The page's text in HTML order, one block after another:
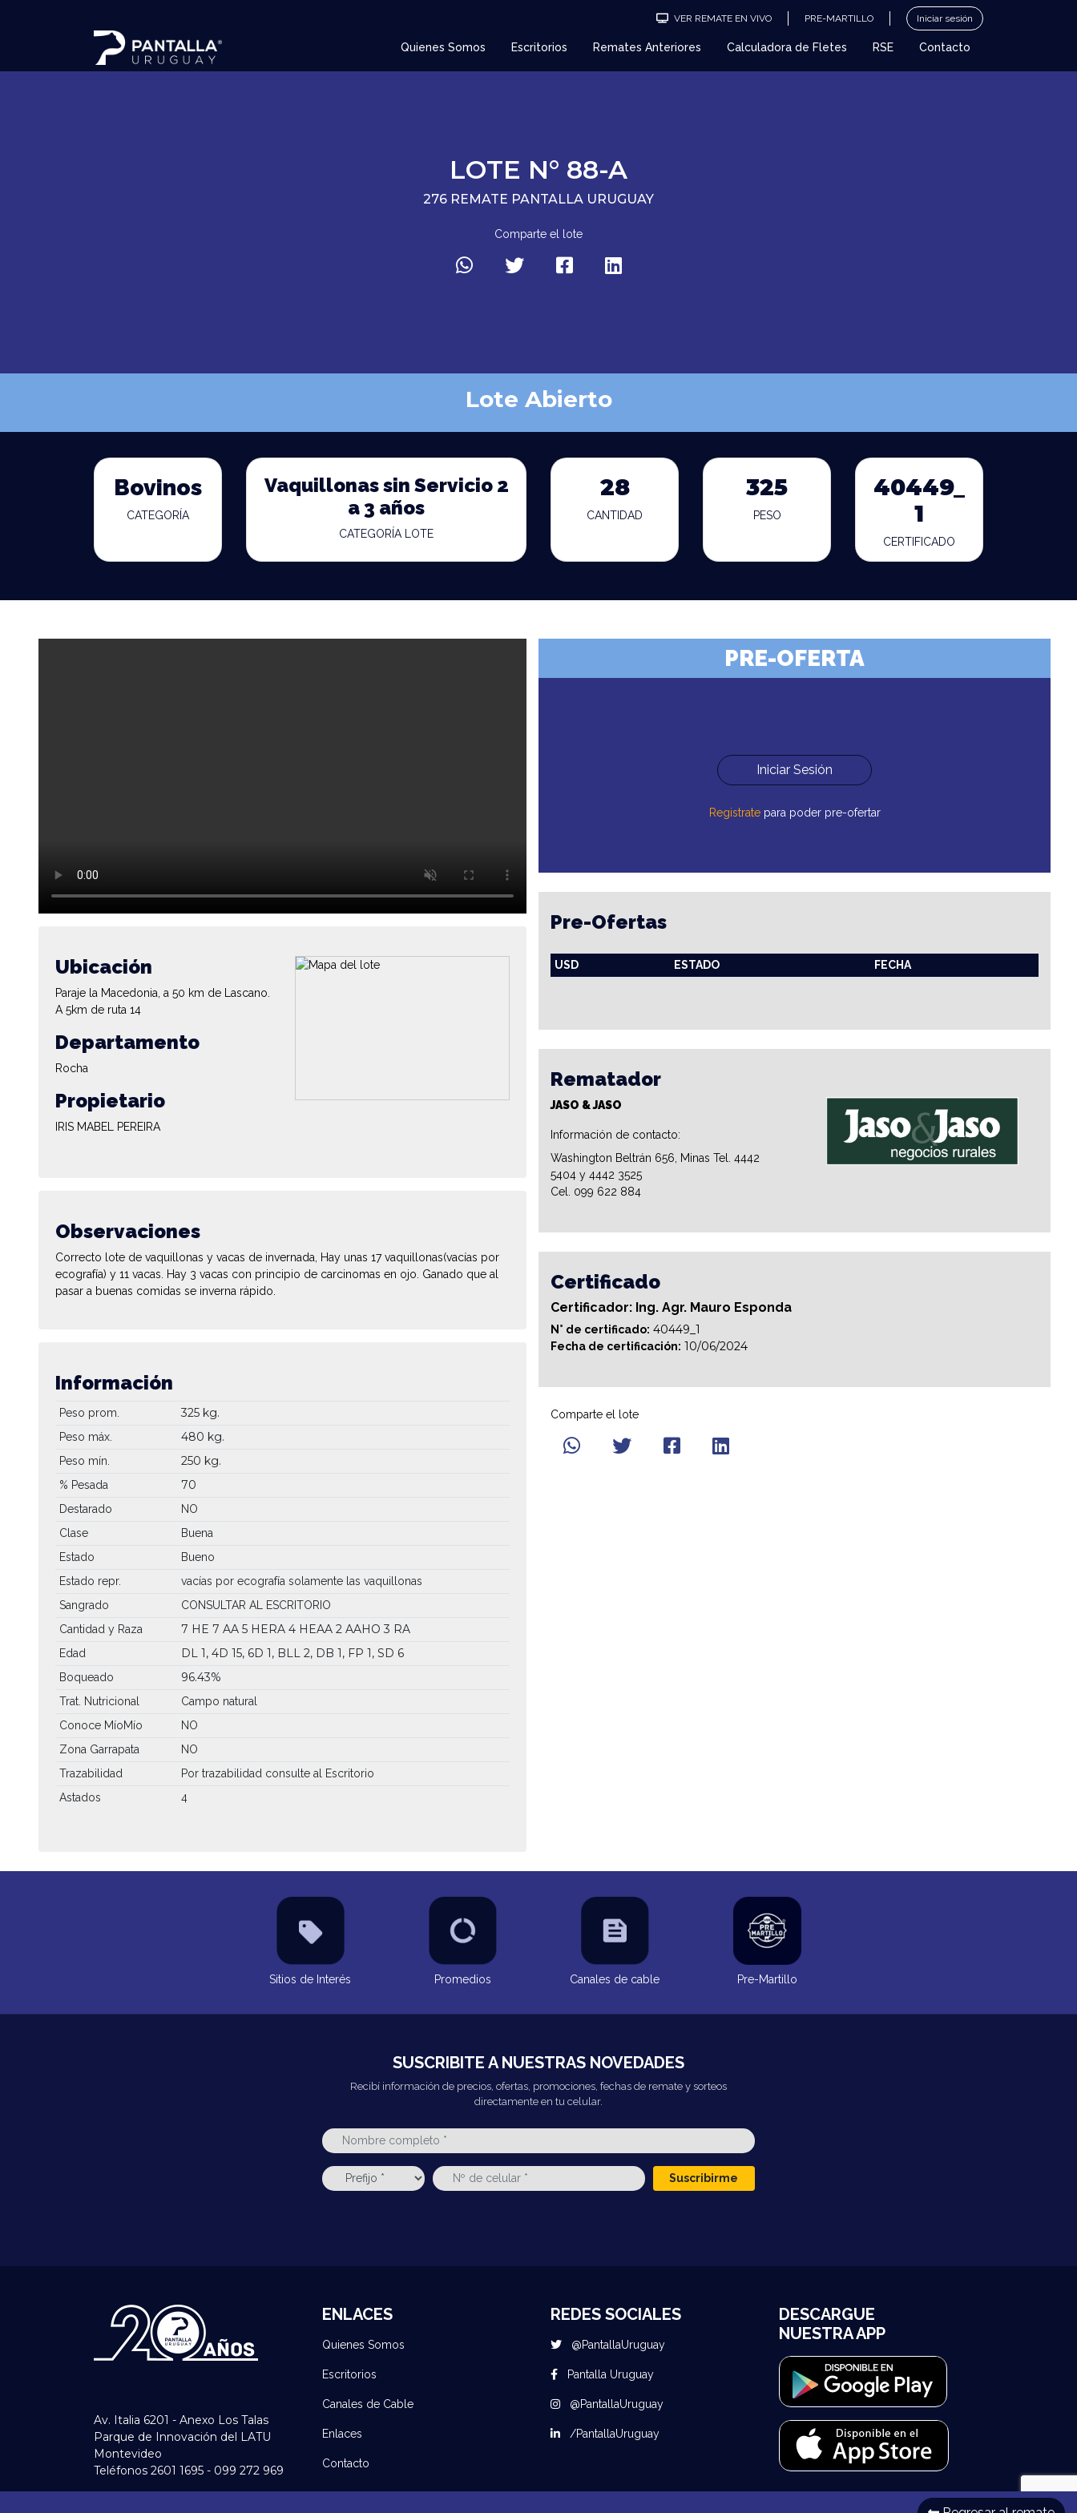
VER REMATE EN VIVO PRE-MARTILLO Iniciar sesión
Quienes Somos Escritorios Remates Anteriores Calculadora de Fletes RSE Contacto
LOTE N° 88-A
276 REMATE PANTALLA URUGUAY
Comparte el lote
Lote Abierto
Bovinos
CATEGORÍA
Vaquillonas sin Servicio 2
a 3 años
CATEGORÍA LOTE
28
CANTIDAD
325
PESO
40449_
1
CERTIFICADO
Ubicación
Paraje la Macedonia, a 50 km de Lascano.
A 5km de ruta 14
Departamento
Rocha
Propietario
IRIS MABEL PEREIRA
Observaciones
Correcto lote de vaquillonas y vacas de invernada, Hay unas 17 vaquillonas(vacías por
ecografía) y 11 vacas. Hay 3 vacas con principio de carcinomas en ojo. Ganado que al
pasar a buenas comidas se inverna rápido.
Información
Peso prom. 325 kg.
Peso máx. 480 kg.
Peso mín. 250 kg.
% Pesada 70
Destarado
NO
Clase
Buena
Estado
Bueno
Estado repr.
vacías por ecografía solamente las vaquillonas
Sangrado
CONSULTAR AL ESCRITORIO
Cantidad y Raza
7 HE 7 AA 5 HERA 4 HEAA 2 AAHO3 RA
Edad DL 1, 4D 15, 6D 1, BLL 2, DB 1, FP 1, SD 6
Boqueado 96.43%
Trat. Nutricional
Campo natural
Conoce MíoMío
NO
Zona Garrapata
NO
Trazabilidad
Por trazabilidad consulte al Escritorio
Astados
4
PRE-OFERTA
Iniciar Sesión
Registratepara poder pre-ofertar
Pre-Ofertas
USD ESTADO FECHA
Rematador
JASO & JASO
Información de contacto:
Washington Beltrán 656, Minas Tel. 4442
5404 y 4442 3525
Cel. 099 622 884
Certificado
Certificador: Ing. Agr. Mauro Esponda
N° de certificado: 40449_1
Fecha de certificación: 10/06/2024
Comparte el lote
Sitios de Interés Promedios Canales de cable Pre-Martillo
SUSCRIBITE A NUESTRAS NOVEDADES
Recibí información de precios, ofertas, promociones, fechas de remate y sorteos
directamente en tu celular.
Suscribirme
Av. Italia 6201 - Anexo Los Talas
Parque de Innovación del LATU
Montevideo
Teléfonos 2601 1695 - 099 272 969
ENLACES
Quienes Somos
Escritorios
Canales de Cable
Enlaces
Contacto
REDES SOCIALES
@PantallaUruguay
Pantalla Uruguay
@PantallaUruguay
/PantallaUruguay
DESCARGUE
NUESTRA APP